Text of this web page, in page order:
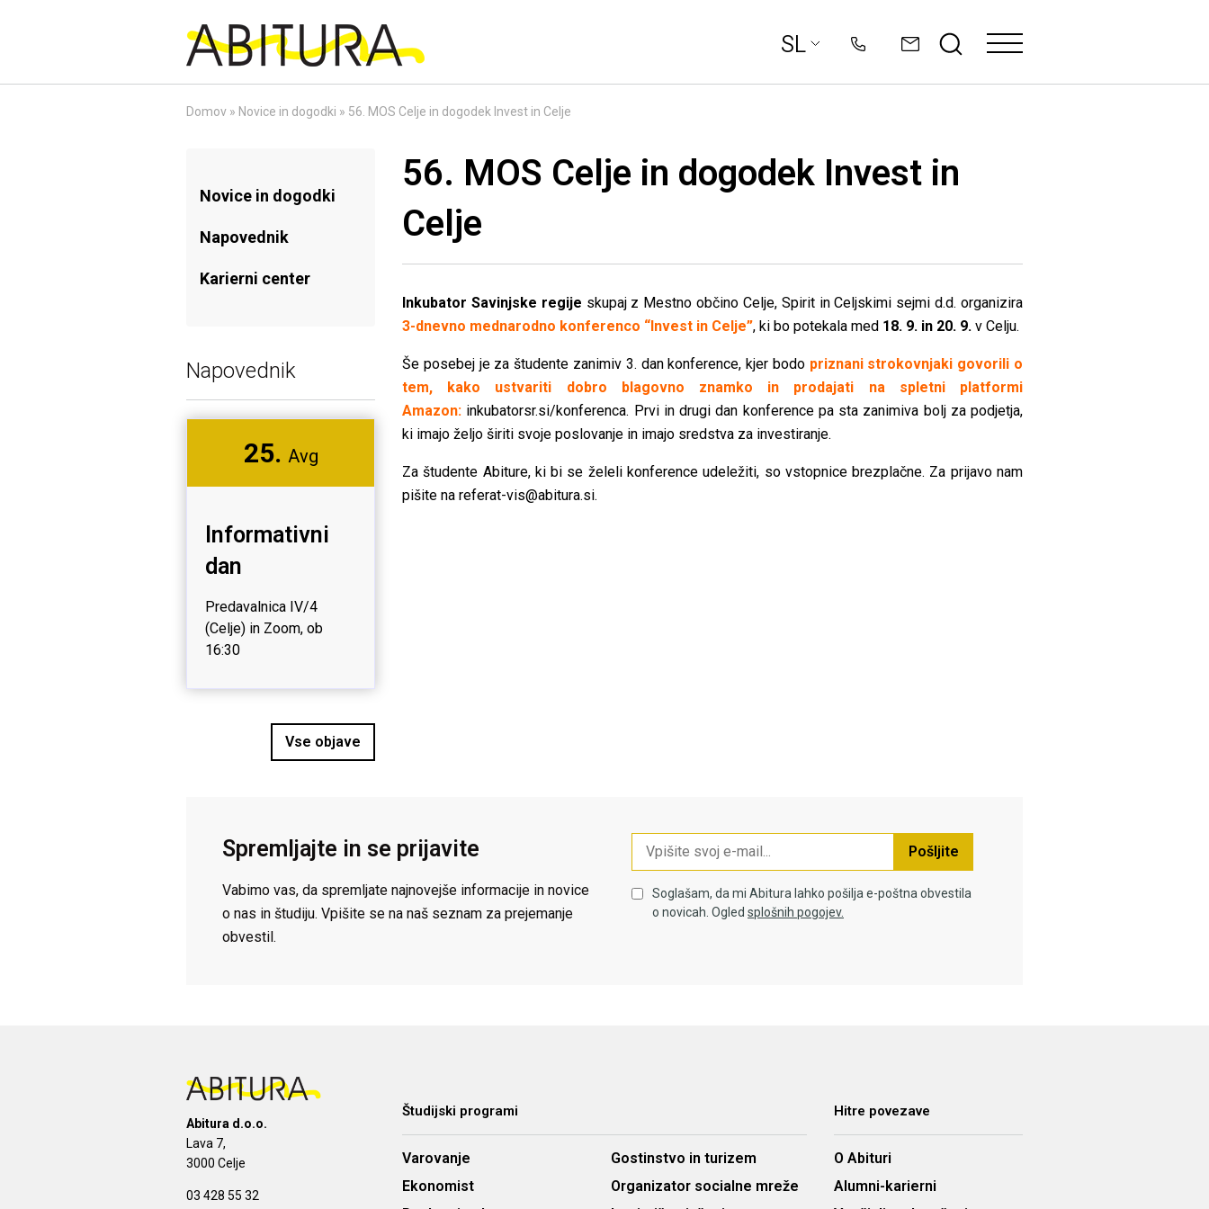
SL
Domov » Novice in dogodki » 56. MOS Celje in dogodek Invest in Celje
Novice in dogodki
Napovednik
Karierni center
Napovednik
25. Avg
Informativni
dan
Predavalnica IV/4
(Celje) in Zoom, ob
16:30
Vse objave
56. MOS Celje in dogodek Invest in
Celje
Inkubator Savinjske regije skupaj z Mestno občino Celje, Spirit in Celjskimi sejmi d.d. organizira
3-dnevno mednarodno konferenco “Invest in Celje”, ki bo potekala med 18. 9. in 20. 9. v Celju.
Še posebej je za študente zanimiv 3. dan konference, kjer bodo priznani strokovnjaki govorili o
tem, kako ustvariti dobro blagovno znamko in prodajati na spletni platformi
Amazon: inkubatorsr.si/konferenca. Prvi in drugi dan konference pa sta zanimiva bolj za podjetja,
ki imajo željo širiti svoje poslovanje in imajo sredstva za investiranje.
Za študente Abiture, ki bi se želeli konference udeležiti, so vstopnice brezplačne. Za prijavo nam
pišite na referat-vis@abitura.si.
Spremljajte in se prijavite
Vabimo vas, da spremljate najnovejše informacije in novice
o nas in študiju. Vpišite se na naš seznam za prejemanje
obvestil.
Pošljite
Soglašam, da mi Abitura lahko pošilja e-poštna obvestila
o novicah. Ogled splošnih pogojev.
Abitura d.o.o.
Lava 7,
3000 Celje
03 428 55 32
Študijski programi
Varovanje
Ekonomist
Gostinstvo in turizem
Organizator socialne mreže
Hitre povezave
O Abituri
Alumni-karierni